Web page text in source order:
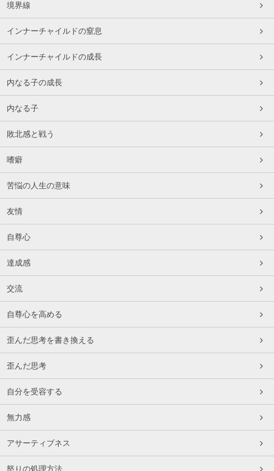
境界線
インナーチャイルドの窒息
インナーチャイルドの成長
内なる子の成長
内なる子
敗北感と戦う
嗜癖
苦悩の人生の意味
友情
自尊心
達成感
交流
自尊心を高める
歪んだ思考を書き換える
歪んだ思考
自分を受容する
無力感
アサーティブネス
怒りの処理方法